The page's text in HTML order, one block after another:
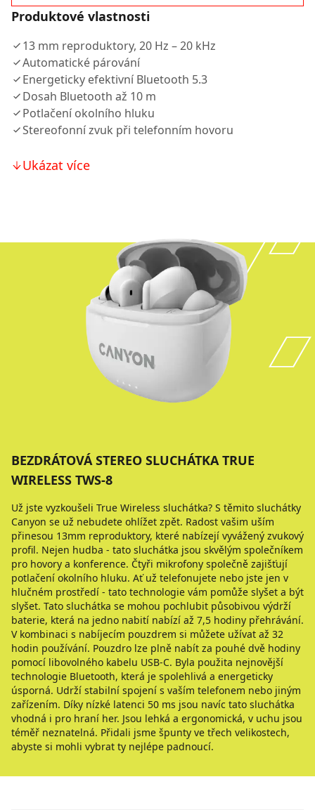
Produktové vlastnosti
13 mm reproduktory, 20 Hz – 20 kHz
Automatické párování
Energeticky efektivní Bluetooth 5.3
Dosah Bluetooth až 10 m
Potlačení okolního hluku
Stereofonní zvuk při telefonním hovoru
Ukázat více
BEZDRÁTOVÁ STEREO SLUCHÁTKA TRUE
WIRELESS TWS-8
Už jste vyzkoušeli True Wireless sluchátka? S těmito sluchátky
Canyon se už nebudete ohlížet zpět. Radost vašim uším
přinesou 13mm reproduktory, které nabízejí vyvážený zvukový
profil. Nejen hudba - tato sluchátka jsou skvělým společníkem
pro hovory a konference. Čtyři mikrofony společně zajišťují
potlačení okolního hluku. Ať už telefonujete nebo jste jen v
hlučném prostředí - tato technologie vám pomůže slyšet a být
slyšet. Tato sluchátka se mohou pochlubit působivou výdrží
baterie, která na jedno nabití nabízí až 7,5 hodiny přehrávání.
V kombinaci s nabíjecím pouzdrem si můžete užívat až 32
hodin používání. Pouzdro lze plně nabít za pouhé dvě hodiny
pomocí libovolného kabelu USB-C. Byla použita nejnovější
technologie Bluetooth, která je spolehlivá a energeticky
úsporná. Udrží stabilní spojení s vaším telefonem nebo jiným
zařízením. Díky nízké latenci 50 ms jsou navíc tato sluchátka
vhodná i pro hraní her. Jsou lehká a ergonomická, v uchu jsou
téměř neznatelná. Přidali jsme špunty ve třech velikostech,
abyste si mohli vybrat ty nejlépe padnoucí.